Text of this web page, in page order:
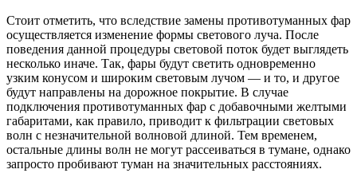
Стоит отметить, что вследствие замены противотуманных фар
осуществляется изменение формы светового луча. После
поведения данной процедуры световой поток будет выглядеть
несколько иначе. Так, фары будут светить одновременно
узким конусом и широким световым лучом — и то, и другое
будут направлены на дорожное покрытие. В случае
подключения противотуманных фар с добавочными желтыми
габаритами, как правило, приводит к фильтрации световых
волн с незначительной волновой длиной. Тем временем,
остальные длины волн не могут рассеиваться в тумане, однако
запросто пробивают туман на значительных расстояниях.